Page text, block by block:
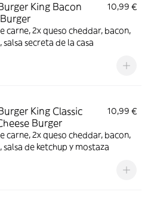
King Bacon
10,99 €
carne, 2x queso cheddar, bacon,
secreta de la casa
King Classic
Burger
10,99 €
carne, 2x queso cheddar, bacon,
de ketchup y mostaza